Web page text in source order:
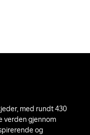
med rundt 430
verden gjennom
og